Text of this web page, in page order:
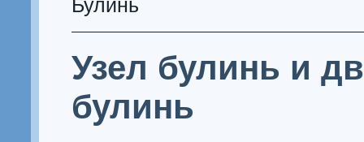
Булинь
Узел булинь и
булинь